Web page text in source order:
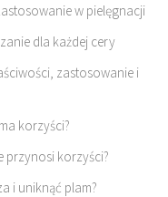
w pielęgnacji
dla każdej cery
zastosowanie i
korzyści?
przynosi korzyści?
i uniknąć plam?